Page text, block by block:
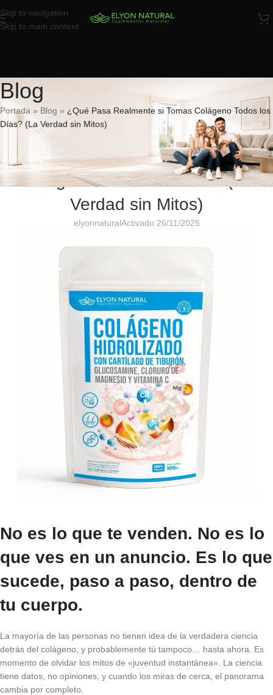
Skip to navigation
Skip to main content
Blog
Portada » Blog » ¿Qué Pasa Realmente si Tomas Colágeno Todos los
Días? (La Verdad sin Mitos)
¿Qué Pasa Realmente si Tomas
Colágeno Todos los Días? (La
Verdad sin Mitos)
elyonnaturalActivado 26/11/2025
No es lo que te venden. No es lo
que ves en un anuncio. Es lo que
sucede, paso a paso, dentro de
tu cuerpo.
La mayoría de las personas no tienen idea de la verdadera ciencia
detrás del colágeno, y probablemente tú tampoco… hasta ahora. Es
momento de olvidar los mitos de «juventud instantánea». La ciencia
tiene datos, no opiniones, y cuando los miras de cerca, el panorama
cambia por completo.